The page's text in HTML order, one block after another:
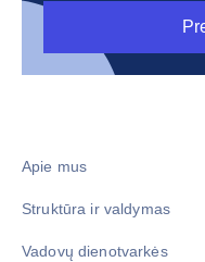
Apie mus
Struktūra ir valdymas
Vadovų dienotvarkės